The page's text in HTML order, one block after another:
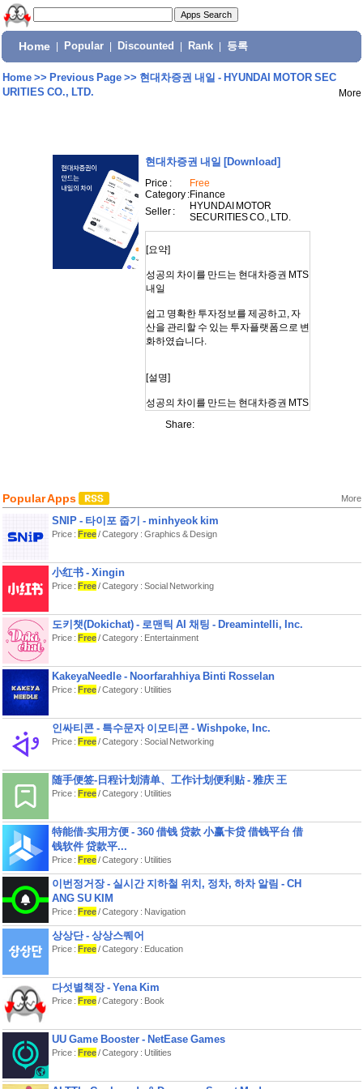
Home Popular Discounted Rank 등록
Home>> Previous Page>> 현대차증권 내일 - HYUNDAI MOTOR SEC
URITIES CO., LTD.
More
현대차증권 내일 [Download]
Price :
Free
Category :Finance
Seller :
HYUNDAI MOTOR
SECURITIES CO., LTD.
[요약]
성공의 차이를 만드는 현대차증권 MTS
내일
쉽고 명확한 투자정보를 제공하고, 자
산을 관리할 수 있는 투자플랫폼으로 변
화하였습니다.
[설명]
성공의 차이를 만드는 현대차증권 MTS
– 현대차증권 The H Mobile 이 새롭게
All- New
1. 홈 : 트레이딩/MY자산/금융상품으로
황 및 추이도 한눈에 확인할 수 있습니
다.
도 네이버 인증, 토스 인증으로 다양한
로그인 방식을 제공합니다.
테마까지 한번에 편리하게 검색이 가능
합니다.
적립식/분할 자동주문 등 다양한 주문
서비스를 제공합니다.
- 예약/일반 주문 화면 통합 및 잔고 탭
신규 제공
- 간편주문 : 호가창 미제공, 주문 가격
– 시장가 고정, 주문 수량만 입력하여 주
문
- 주식자동주문 : 다양한 매수/매도 주
문 실행 조건을 사전에 지정, 도달 시 설
주기로 적립식 매수하는 주문
- 주식 분할 주문 : 최대 20회에 걸쳐 분
5. 충전하기 : 주식 주문, 금융상품 거래
다.
Share:
Popular Apps More
SNIP - 타이포 줍기 - minhyeok kim
Price : Free/ Category : Graphics & Design
小红书 - Xingin
Price : Free/ Category : Social Networking
도키챗(Dokichat) - 로맨틱 AI 채팅 - Dreamintelli, Inc.
Price : Free/ Category : Entertainment
KakeyaNeedle - Noorfarahhiya Binti Rosselan
Price : Free/ Category : Utilities
인싸티콘 - 특수문자 이모티콘 - Wishpoke, Inc.
Price : Free/ Category : Social Networking
随手便签-日程计划清单、工作计划便利贴 - 雅庆 王
Price : Free/ Category : Utilities
特能借-实用方便 - 360 借钱 贷款 小赢卡贷 借钱平台 借
钱软件 贷款平...
Price : Free/ Category : Utilities
이번정거장 - 실시간 지하철 위치, 정차, 하차 알림 - CH
ANG SU KIM
Price : Free/ Category : Navigation
상상단 - 상상스퀘어
Price : Free/ Category : Education
다섯별책장 - Yena Kim
Price : Free/ Category : Book
UU Game Booster - NetEase Games
Price : Free/ Category : Utilities